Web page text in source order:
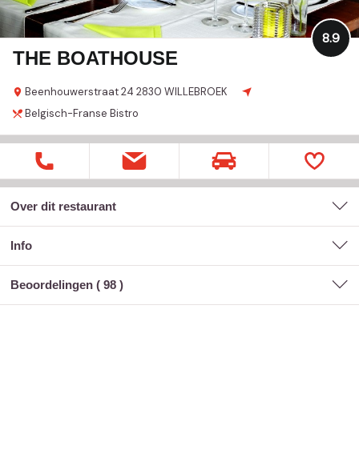
THE BOATHOUSE
Beenhouwerstraat 24 2830 WILLEBROEK
8.9
Belgisch-Franse Bistro
Over dit restaurant
Info
Beoordelingen ( 98 )